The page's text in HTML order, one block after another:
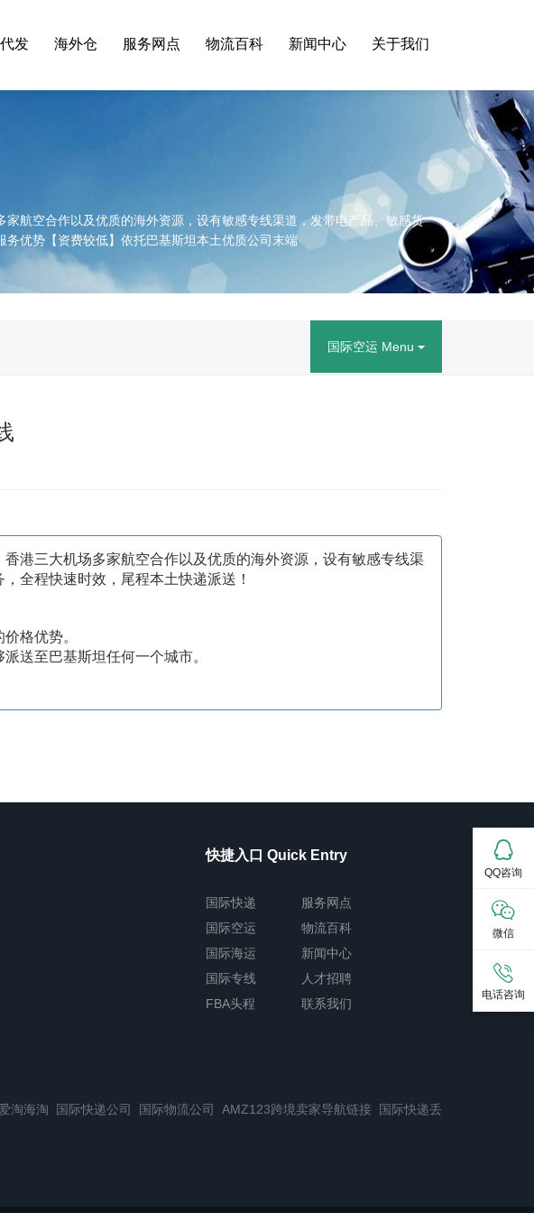
发 海外仓 服务网点 物流百科 新闻中心 关于我们
航空合作以及优质的海外资源，设有敏感专线渠道，发带电产品、敏感货
优势【资费较低】依托巴基斯坦本土优质公司末端
国际空运 Menu
港三大机场多家航空合作以及优质的海外资源，设有敏感专线渠
全程快速时效，尾程本土快递派送！
格优势。
送至巴基斯坦任何一个城市。
快捷入口 Quick Entry
国际快递
国际空运
国际海运
国际专线
FBA头程
服务网点
物流百科
新闻中心
人才招聘
联系我们
爱淘海淘 国际快递公司 国际物流公司 AMZ123跨境卖家导航链接
国际快递丢
QQ咨询
微信
电话咨询